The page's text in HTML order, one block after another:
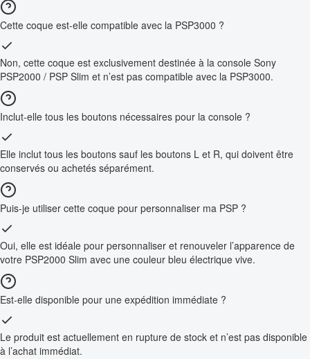
Cette coque est-elle compatible avec la PSP3000 ?
Non, cette coque est exclusivement destinée à la console Sony
PSP2000 / PSP Slim et n’est pas compatible avec la PSP3000.
Inclut-elle tous les boutons nécessaires pour la console ?
Elle inclut tous les boutons sauf les boutons L et R, qui doivent être
conservés ou achetés séparément.
Puis-je utiliser cette coque pour personnaliser ma PSP ?
Oui, elle est idéale pour personnaliser et renouveler l’apparence de
votre PSP2000 Slim avec une couleur bleu électrique vive.
Est-elle disponible pour une expédition immédiate ?
Le produit est actuellement en rupture de stock et n’est pas disponible
à l’achat immédiat.